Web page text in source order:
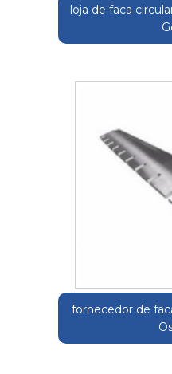
loja de faca
fornecedor de